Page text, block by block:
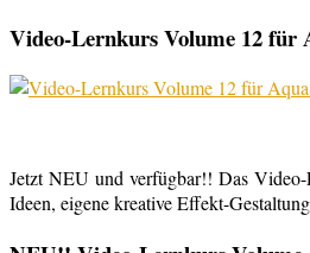
Video-Lernkurs Volume 12 für
Jetzt NEU und verfügbar!! Das
Ideen, eigene kreative Effekt-